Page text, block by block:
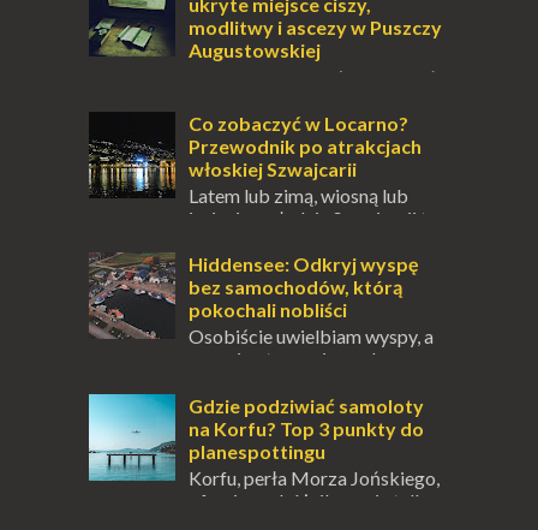
ukryte miejsce ciszy,
modlitwy i ascezy w Puszczy
Augustowskiej
Dla jednych to może wydawać
przetrwania lub romantycznym życiem. Dla
innych to nieustanne przebywanie z B...
Co zobaczyć w Locarno?
Przewodnik po atrakcjach
włoskiej Szwajcarii
Latem lub zimą, wiosną lub
jesienią, południe Szwajcarii to
odwiedzić. Moja zimowa podróż do
Locarno gwara...
Hiddensee: Odkryj wyspę
bez samochodów, którą
pokochali nobliści
Osobiście uwielbiam wyspy, a
uczucie otoczenia wodą
pośrodku Bałtyku? To zawsze brzmi jak
doskonał...
Gdzie podziwiać samoloty
na Korfu? Top 3 punkty do
planespottingu
Korfu, perła Morza Jońskiego,
oferuje podróżnikom nie tylko